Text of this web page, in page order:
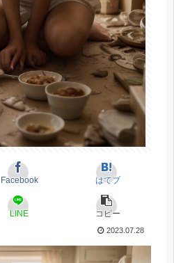
Facebook はてブ
LINE コピー
2023.07.28